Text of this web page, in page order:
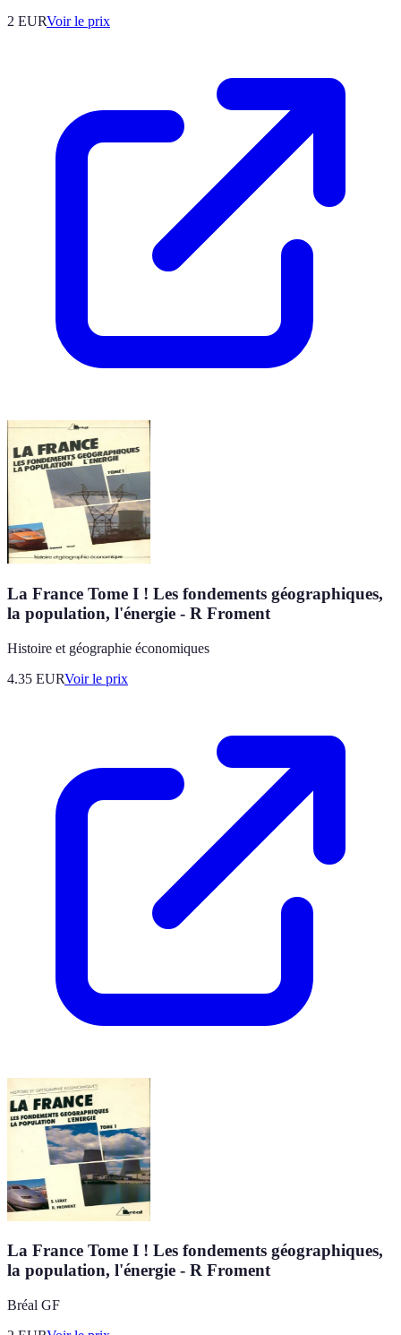
2 EURVoir le prix
La France Tome I ! Les fondements géographiques,
la population, l'énergie - R Froment
Histoire et géographie économiques
4.35 EURVoir le prix
La France Tome I ! Les fondements géographiques,
la population, l'énergie - R Froment
Bréal GF